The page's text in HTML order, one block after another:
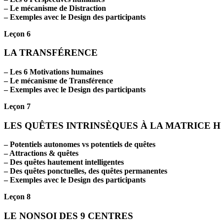
– Le mécanisme de Distraction
– Exemples avec le Design des participants
Leçon 6
LA TRANSFÉRENCE
– Les 6 Motivations humaines
– Le mécanisme de Transférence
– Exemples avec le Design des participants
Leçon 7
LES QUÊTES INTRINSÈQUES À LA MATRICE
– Potentiels autonomes vs potentiels de quêtes
– Attractions & quêtes
– Des quêtes hautement intelligentes
– Des quêtes ponctuelles, des quêtes permanentes
– Exemples avec le Design des participants
Leçon 8
LE NONSOI DES 9 CENTRES